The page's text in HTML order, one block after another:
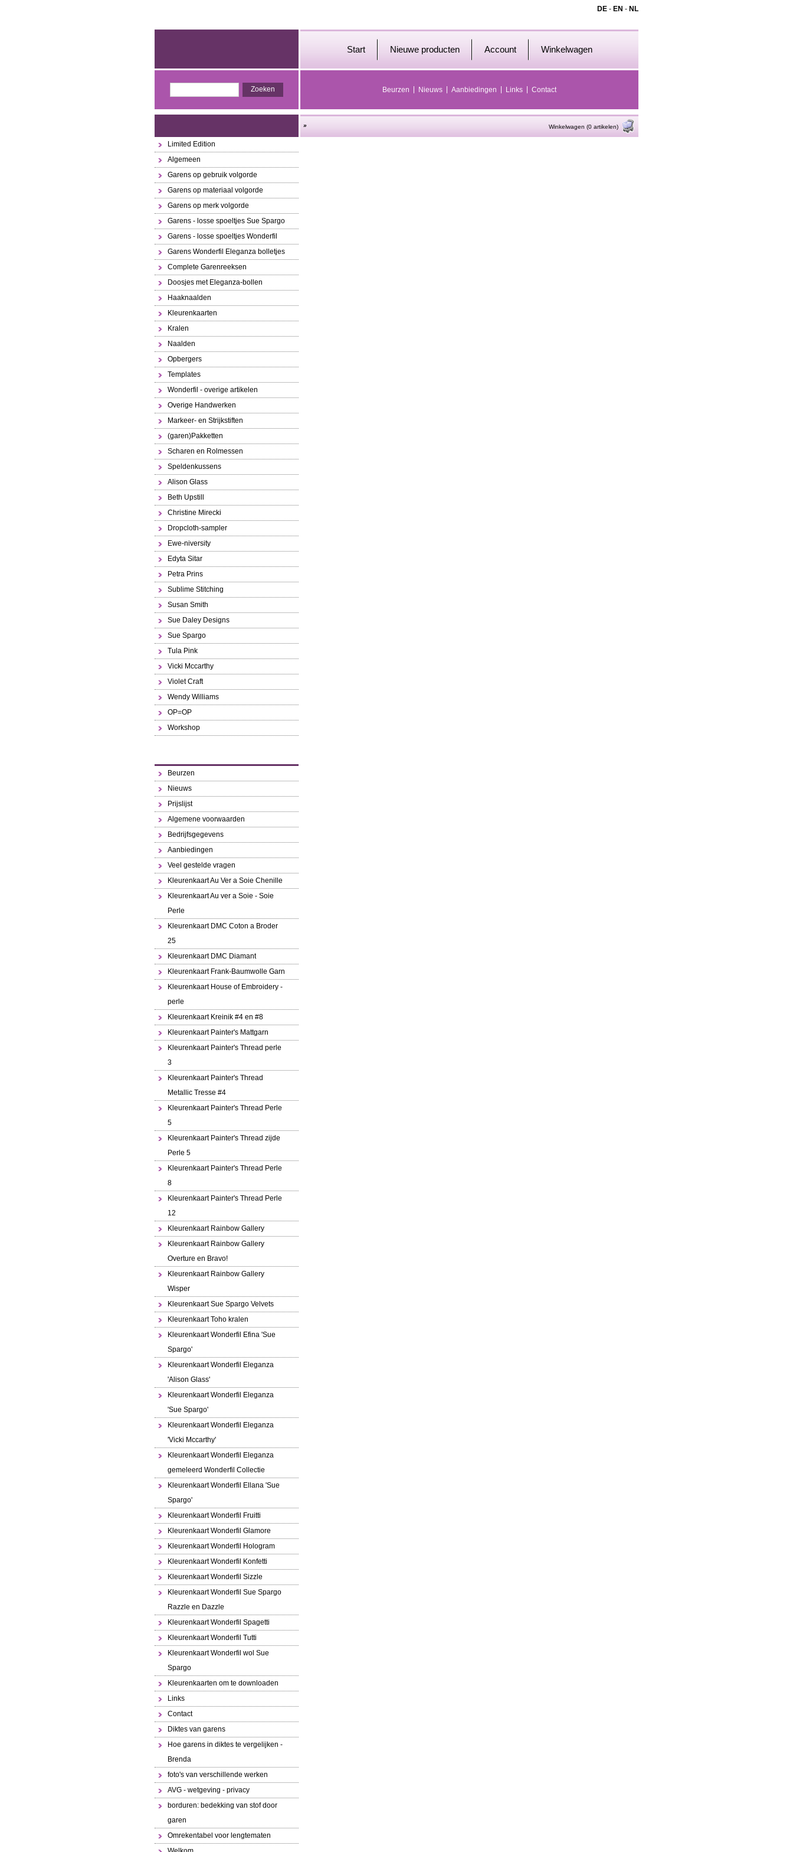
DE - EN - NL
Start Nieuwe producten Account Winkelwagen
Beurzen Nieuws Aanbiedingen Links Contact
Limited Edition
Algemeen
Garens op gebruik volgorde
Garens op materiaal volgorde
Garens op merk volgorde
Garens - losse spoeltjes Sue Spargo
Garens - losse spoeltjes Wonderfil
Garens Wonderfil Eleganza bolletjes
Complete Garenreeksen
Doosjes met Eleganza-bollen
Haaknaalden
Kleurenkaarten
Kralen
Naalden
Opbergers
Templates
Wonderfil - overige artikelen
Overige Handwerken
Markeer- en Strijkstiften
(garen)Pakketten
Scharen en Rolmessen
Speldenkussens
Alison Glass
Beth Upstill
Christine Mirecki
Dropcloth-sampler
Ewe-niversity
Edyta Sitar
Petra Prins
Sublime Stitching
Susan Smith
Sue Daley Designs
Sue Spargo
Tula Pink
Vicki Mccarthy
Violet Craft
Wendy Williams
OP=OP
Workshop
Beurzen
Nieuws
Prijslijst
Algemene voorwaarden
Bedrijfsgegevens
Aanbiedingen
Veel gestelde vragen
Kleurenkaart Au Ver a Soie Chenille
Kleurenkaart Au ver a Soie - Soie
Perle
Kleurenkaart DMC Coton a Broder
25
Kleurenkaart DMC Diamant
Kleurenkaart Frank-Baumwolle Garn
Kleurenkaart House of Embroidery -
perle
Kleurenkaart Kreinik #4 en #8
Kleurenkaart Painter's Mattgarn
Kleurenkaart Painter's Thread perle
3
Kleurenkaart Painter's Thread
Metallic Tresse #4
Kleurenkaart Painter's Thread Perle
5
Kleurenkaart Painter's Thread zijde
Perle 5
Kleurenkaart Painter's Thread Perle
8
Kleurenkaart Painter's Thread Perle
12
Kleurenkaart Rainbow Gallery
Kleurenkaart Rainbow Gallery
Overture en Bravo!
Kleurenkaart Rainbow Gallery
Wisper
Kleurenkaart Sue Spargo Velvets
Kleurenkaart Toho kralen
Kleurenkaart Wonderfil Efina 'Sue
Spargo'
Kleurenkaart Wonderfil Eleganza
'Alison Glass'
Kleurenkaart Wonderfil Eleganza
'Sue Spargo'
Kleurenkaart Wonderfil Eleganza
'Vicki Mccarthy'
Kleurenkaart Wonderfil Eleganza
gemeleerd Wonderfil Collectie
Kleurenkaart Wonderfil Ellana 'Sue
Spargo'
Kleurenkaart Wonderfil Fruitti
Kleurenkaart Wonderfil Glamore
Kleurenkaart Wonderfil Hologram
Kleurenkaart Wonderfil Konfetti
Kleurenkaart Wonderfil Sizzle
Kleurenkaart Wonderfil Sue Spargo
Razzle en Dazzle
Kleurenkaart Wonderfil Spagetti
Kleurenkaart Wonderfil Tutti
Kleurenkaart Wonderfil wol Sue
Spargo
Kleurenkaarten om te downloaden
Links
Contact
Diktes van garens
Hoe garens in diktes te vergelijken -
Brenda
foto's van verschillende werken
AVG - wetgeving - privacy
borduren: bedekking van stof door
garen
Omrekentabel voor lengtematen
» Winkelwagen (0 artikelen)